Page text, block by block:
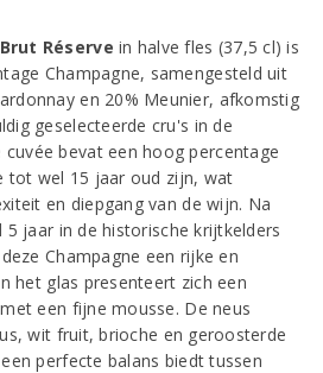
Réserve in halve fles (37,5 cl) is
Champagne, samengesteld uit
en 20% Meunier, afkomstig
geselecteerde cru's in de
bevat een hoog percentage
tot wel 15 jaar oud zijn, wat
en diepgang van de wijn. Na
jaar in de historische krijtkelders
Champagne een rijke en
het glas presenteert zich een
een fijne mousse. De neus
wit fruit, brioche en geroosterde
perfecte balans biedt tussen